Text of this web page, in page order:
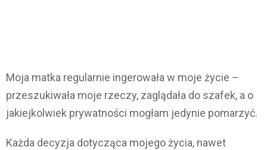
Moja matka regularnie ingerowała w moje życie –
przeszukiwała moje rzeczy, zaglądała do szafek, a o
jakiejkolwiek prywatności mogłam jedynie pomarzyć.
Każda decyzja dotycząca mojego życia, nawet